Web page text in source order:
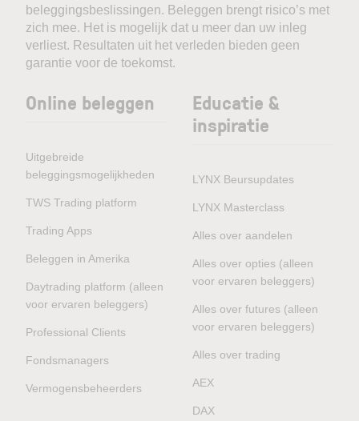
beleggingsbeslissingen. Beleggen brengt risico’s met
zich mee. Het is mogelijk dat u meer dan uw inleg
verliest. Resultaten uit het verleden bieden geen
garantie voor de toekomst.
Online beleggen
Uitgebreide
beleggingsmogelijkheden
TWS Trading platform
Trading Apps
Beleggen in Amerika
Daytrading platform (alleen
voor ervaren beleggers)
Professional Clients
Fondsmanagers
Vermogensbeheerders
Educatie &
inspiratie
LYNX Beursupdates
LYNX Masterclass
Alles over aandelen
Alles over opties (alleen
voor ervaren beleggers)
Alles over futures (alleen
voor ervaren beleggers)
Alles over trading
AEX
DAX